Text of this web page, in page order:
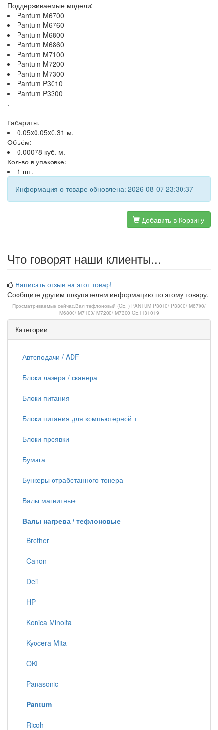
Поддерживаемые модели:
Pantum M6700
Pantum M6760
Pantum M6800
Pantum M6860
Pantum M7100
Pantum M7200
Pantum M7300
Pantum P3010
Pantum P3300
.
Габариты:
0.05x0.05x0.31 м.
Объём:
0.00078 куб. м.
Кол-во в упаковке:
1 шт.
Информация о товаре обновлена: 2026-08-07 23:30:37
Добавить в Корзину
Что говорят наши клиенты...
Написать отзыв на этот товар!
Сообщите другим покупателям информацию по этому товару.
Просматриваемые сейчас:Вал тефлоновый (CET) PANTUM P3010/ P3300/ M6700/
M6800/ M7100/ M7200/ M7300 CET181019
Категории
Автоподачи / ADF
Блоки лазера / сканера
Блоки питания
Блоки питания для компьютерной т
Блоки проявки
Бумага
Бункеры отработанного тонера
Валы магнитные
Валы нагрева / тефлоновые
Brother
Canon
Deli
HP
Konica Minolta
Kyocera-Mita
OKI
Panasonic
Pantum
Ricoh